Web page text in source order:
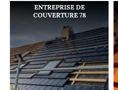
ENTREPRISE DE
COUVERTURE 78